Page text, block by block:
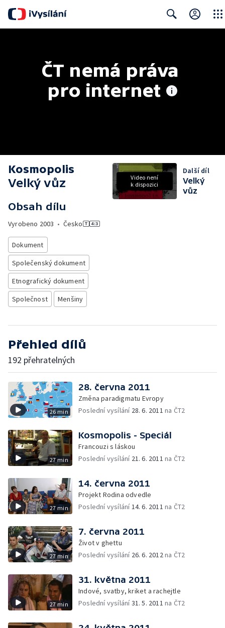
ČT nemá práva
pro internet
Kosmopolis
Velký vůz
Obsah dílu
Vyrobeno 2003 • Česko
Dokument
Společenský dokument
Etnografický dokument
Společnost
Menšiny
Video není
k dispozici
Další díl
Velký
vůz
Přehled dílů
192 přehratelných
26 min
28. června 2011
Změna paradigmatu Evropy
Poslední vysílání 28. 6. 2011 na ČT2
27 min
Kosmopolis - Speciál
Francouzi s láskou
Poslední vysílání 21. 6. 2011 na ČT2
27 min
14. června 2011
Projekt Rodina odvedle
Poslední vysílání14. 6. 2011 na ČT2
27 min
7. června 2011
Život v ghettu
Poslední vysílání 26. 6. 2012na ČT2
27 min
31. května 2011
Indové, svatby, kriket a rachejtle
Poslední vysílání31. 5. 2011 na ČT2